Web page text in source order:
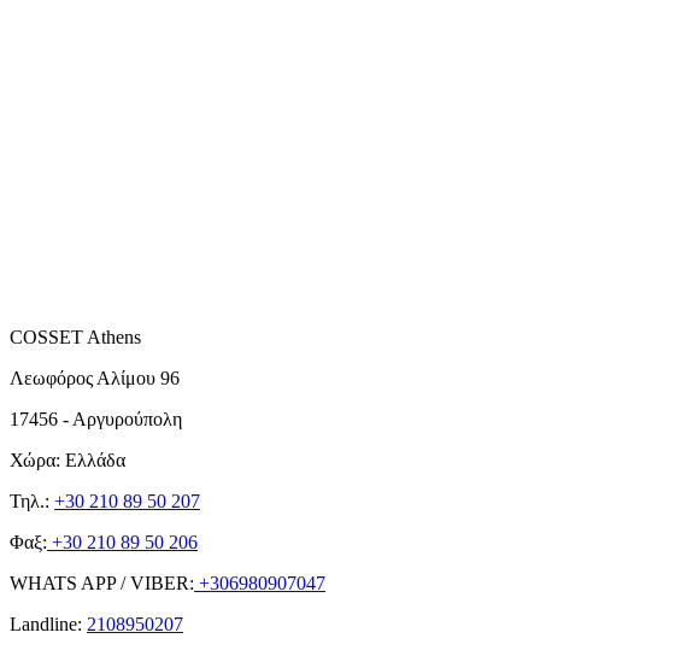
COSSET Athens
Λεωφόρος Αλίμου 96
17456 - Αργυρούπολη
Χώρα: Ελλάδα
Τηλ.: +30 210 89 50 207
Φαξ: +30 210 89 50 206
WHATS APP / VIBER: +306980907047
Landline: 2108950207